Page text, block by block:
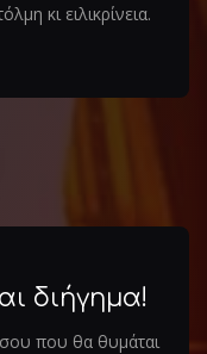
κι ειλικρίνεια.
διήγημα!
που θα θυμάται